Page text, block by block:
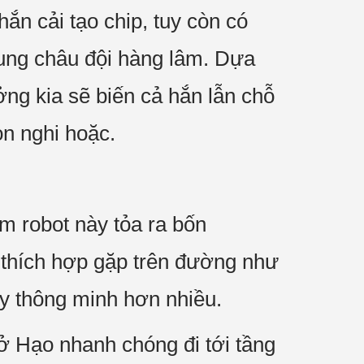
cải tạo chip, tuy còn có
châu đội hàng lâm. Dựa
kia sẽ biến cả hắn lẫn chỗ
nghi hoặc.
robot này tỏa ra bốn
hợp gặp trên đường như
thông minh hơn nhiều.
nhanh chóng đi tới tầng